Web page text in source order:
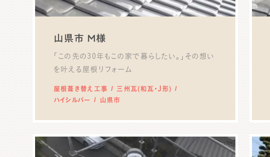
山県市 M様
「この先の30年もこの家で暮らしたい。」その想い
を叶える屋根リフォーム
屋根葺き替え工事
三州瓦(和瓦・J形)
ハイシルバー
山県市